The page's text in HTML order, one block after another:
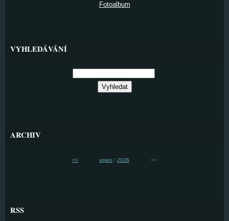
Fotoalbum
VYHLEDÁVÁNÍ
ARCHIV
<< srpen / 2026 >>
RSS